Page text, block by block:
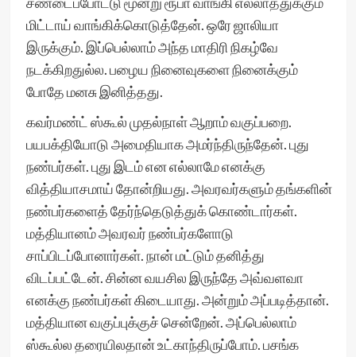
மிட்டாய் வாங்கிக்கொடுத்தேன். ஒரே ஜாலியா
இருக்கும். இப்பெல்லாம் அந்த மாதிரி நிகழ்வே
நடக்கிறதுல்ல. பழைய நினைவுகளை நினைக்கும்
போதே மனசு இனித்தது.
கவர்மண்ட் ஸ்கூல் முதல்நாள் ஆறாம் வகுப்பறை.
பயபக்தியோடு அமைதியாக அமர்ந்திருந்தேன். புது
நண்பர்கள். புது இடம் என எல்லாமே எனக்கு
வித்தியாசமாய் தோன்றியது. அவரவர்களும் தங்களின்
நண்பர்களைத் தேர்ந்தெடுத்துக் கொண்டார்கள்.
மத்தியானம் அவரவர் நண்பர்களோடு
சாப்பிடப்போனார்கள். நான் மட்டும் தனித்து
விடப்பட்டேன். சின்ன வயசில இருந்தே அவ்வளவா
எனக்கு நண்பர்கள் கிடையாது. அன்றும் அப்படித்தான்.
மத்தியான வகுப்புக்குச் சென்றேன். அப்பெல்லாம்
ஸ்கூல்ல தரையிலதான் உட்காந்திருப்போம். பசங்க